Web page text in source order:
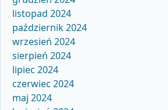
listopad 2024
październik 2024
wrzesień 2024
sierpień 2024
lipiec 2024
czerwiec 2024
maj 2024